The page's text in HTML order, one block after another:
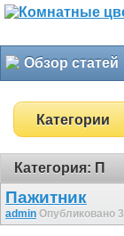
Обзор статей
Категории
Категория: П
Пажитник
admin Опубликовано